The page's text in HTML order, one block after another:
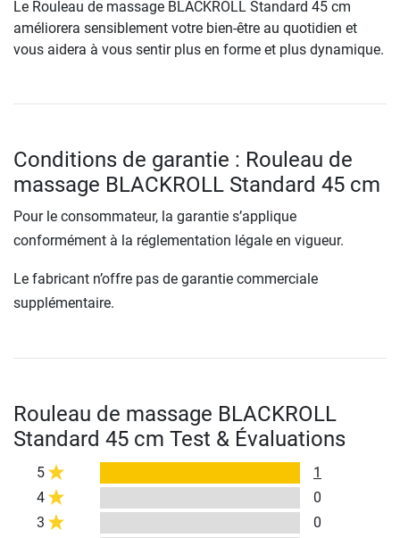
Le Rouleau de massage BLACKROLL Standard 45 cm
améliorera sensiblement votre bien-être au quotidien et
vous aidera à vous sentir plus en forme et plus dynamique.
Conditions de garantie : Rouleau de
massage BLACKROLL Standard 45 cm
Pour le consommateur, la garantie s’applique
conformément à la réglementation légale en vigueur.
Le fabricant n’offre pas de garantie commerciale
supplémentaire.
Rouleau de massage BLACKROLL
Standard 45 cm Test & Évaluations
5
1
4
0
3
0